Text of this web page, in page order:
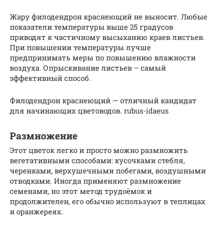
Жару филодендрон краснеющий не выносит. Любые
показатели температуры выше 25 градусов
приводят к частичному высыханию краев листьев.
При повышении температуры лучше
предпринимать меры по повышению влажности
воздуха. Опрыскивание листьев – самый
эффективный способ.
Филодендрон краснеющий — отличный кандидат
для начинающих цветоводов. rubus-idaeus
Размножение
Этот цветок легко и просто можно размножить
вегетативными способами: кусочками стебля,
черенками, верхушечными побегами, воздушными
отводками. Иногда применяют размножение
семенами, но этот метод трудоёмок и
продолжителен, его обычно используют в теплицах
и оранжереях.